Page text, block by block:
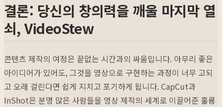
결론: 당신의 창의력을 깨울 마지막 열
쇠, VideoStew
콘텐츠 제작의 여정은 끝없는 시간과의 싸움입니다. 아무리 좋은
아이디어가 있어도, 그것을 영상으로 구현하는 과정이 너무 고되
고 오래 걸린다면 쉽게 지치고 포기하게 됩니다. CapCut과
InShot은 분명 많은 사람들을 영상 제작의 세계로 이끌어준 훌륭